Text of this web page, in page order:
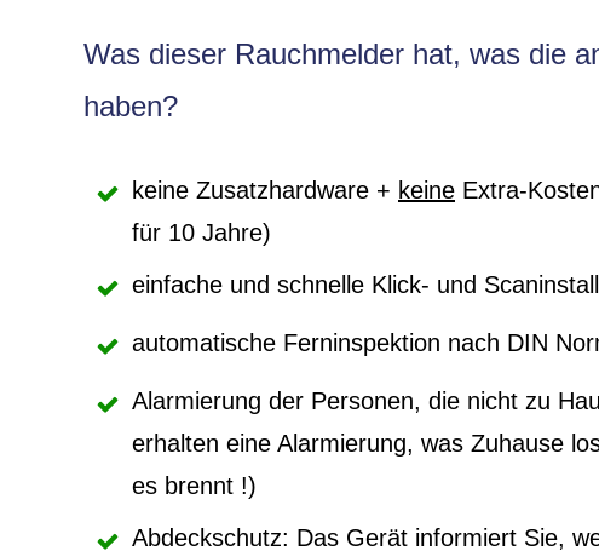
Was dieser Rauchmelder hat, was die
haben?
keine Zusatzhardware + keine Extra-
für 10 Jahre)
einfache und schnelle Klick- und
automatische Ferninspektion nach DIN
Alarmierung der Personen, die nicht zu
erhalten eine Alarmierung, was Zuhause
es brennt !)
Abdeckschutz: Das Gerät informiert Sie,